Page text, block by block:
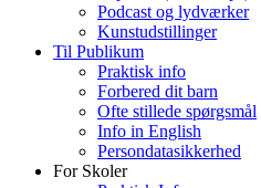
Podcast og lydværker
Kunstudstillinger
Til Publikum
Praktisk info
Forbered dit barn
Ofte stillede spørgsmål
Info in English
Persondatasikkerhed
For Skoler